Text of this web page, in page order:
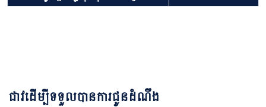
ជាវដើម្បីទទួលបានការជូនដំណឹង